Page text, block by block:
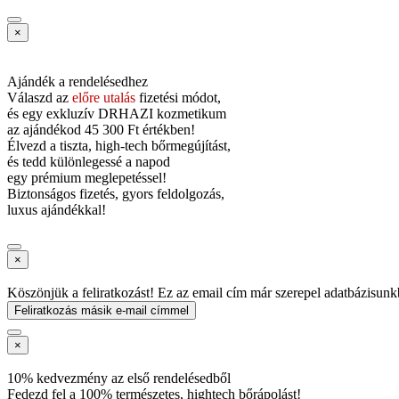
×
Ajándék a rendelésedhez
Válaszd az előre utalás fizetési módot,
és egy exkluzív DRHAZI kozmetikum
az ajándékod 45 300 Ft értékben!
Élvezd a tiszta, high-tech bőrmegújítást,
és tedd különlegessé a napod
egy prémium meglepetéssel!
Biztonságos fizetés, gyors feldolgozás,
luxus ajándékkal!
×
Köszönjük a feliratkozást! Ez az email cím már szerepel
Feliratkozás másik e-mail címmel
×
10% kedvezmény az első rendelésedből
Fedezd fel a 100% természetes, hightech bőrápolást!